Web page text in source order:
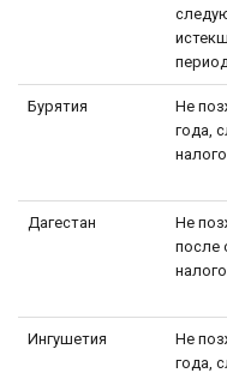
Бурятия
Не
года,
Дагестан
Не
после
Ингушетия
Не
года,